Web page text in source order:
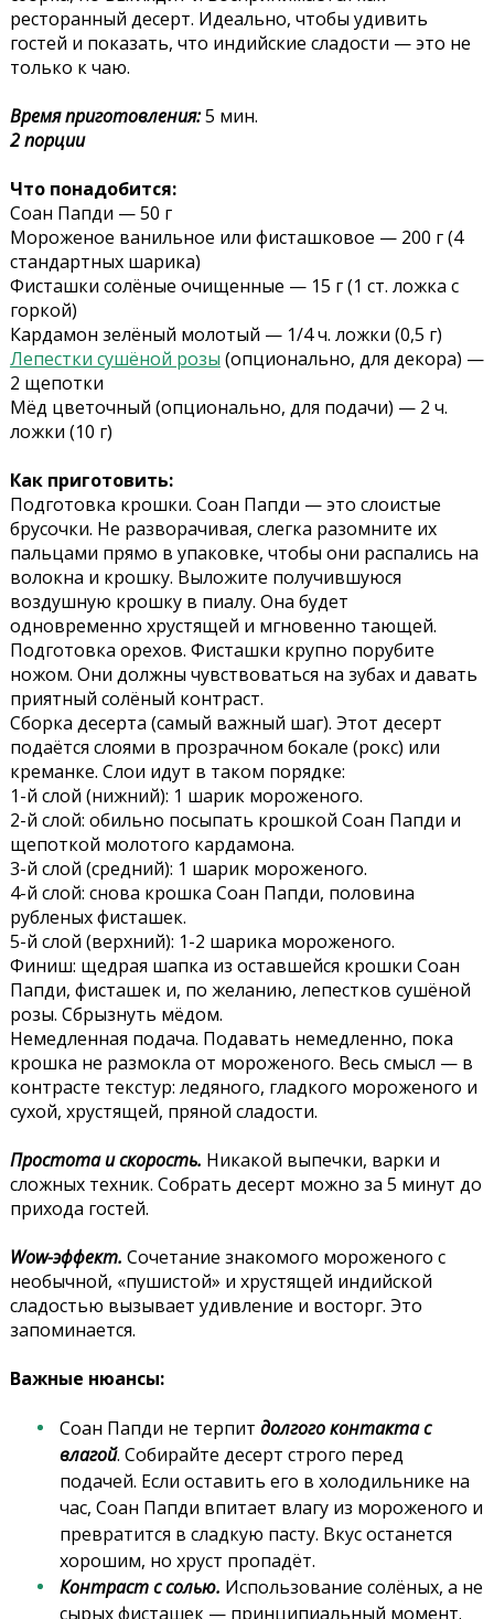
ресторанный десерт. Идеально, чтобы удивить
гостей и показать, что индийские сладости — это не
только к чаю.
Время приготовления:5 мин.
2 порции
Что понадобится:
Соан Папди — 50 г
Мороженое ванильное или фисташковое — 200 г (4
стандартных шарика)
Фисташки солёные очищенные — 15 г (1 ст. ложка с
горкой)
Кардамон зелёный молотый — 1/4 ч. ложки (0,5 г)
Лепестки сушёной розы (опционально, для декора) —
2 щепотки
Мёд цветочный (опционально, для подачи) — 2 ч.
ложки (10 г)
Как приготовить:
Подготовка крошки. Соан Папди — это слоистые
брусочки. Не разворачивая, слегка разомните их
пальцами прямо в упаковке, чтобы они распались на
волокна и крошку. Выложите получившуюся
воздушную крошку в пиалу. Она будет
одновременно хрустящей и мгновенно тающей.
Подготовка орехов. Фисташки крупно порубите
ножом. Они должны чувствоваться на зубах и давать
приятный солёный контраст.
Сборка десерта (самый важный шаг). Этот десерт
подаётся слоями в прозрачном бокале (рокс) или
креманке. Слои идут в таком порядке:
1-й слой (нижний): 1 шарик мороженого.
2-й слой: обильно посыпать крошкой Соан Папди и
щепоткой молотого кардамона.
3-й слой (средний): 1 шарик мороженого.
4-й слой: снова крошка Соан Папди, половина
рубленых фисташек.
5-й слой (верхний): 1-2 шарика мороженого.
Финиш: щедрая шапка из оставшейся крошки Соан
Папди, фисташек и, по желанию, лепестков сушёной
розы. Сбрызнуть мёдом.
Немедленная подача. Подавать немедленно, пока
крошка не размокла от мороженого. Весь смысл — в
контрасте текстур: ледяного, гладкого мороженого и
сухой, хрустящей, пряной сладости.
Простота и скорость. Никакой выпечки, варки и
сложных техник. Собрать десерт можно за 5 минут до
прихода гостей.
Wow-эффект. Сочетание знакомого мороженого с
необычной, «пушистой» и хрустящей индийской
сладостью вызывает удивление и восторг. Это
запоминается.
Важные нюансы:
Соан Папди не терпит долгого контакта с
влагой. Собирайте десерт строго перед
подачей. Если оставить его в холодильнике на
час, Соан Папди впитает влагу из мороженого и
превратится в сладкую пасту. Вкус останется
хорошим, но хруст пропадёт.
Контраст с солью. Использование солёных, а не
сырых фисташек — принципиальный момент.